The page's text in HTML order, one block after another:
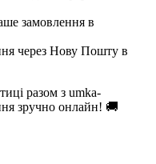
замовлення в
через Нову Пошту в
разом з umka-
зручно онлайн! 🚚